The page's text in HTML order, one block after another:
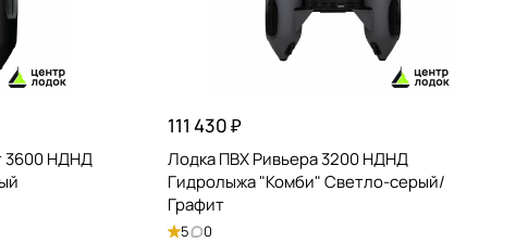
3600 НДНД
111 430 ₽
Лодка ПВХ Ривьера 3200 НДНД
Гидролыжа "Комби" Светло-серый/
Графит
5 0